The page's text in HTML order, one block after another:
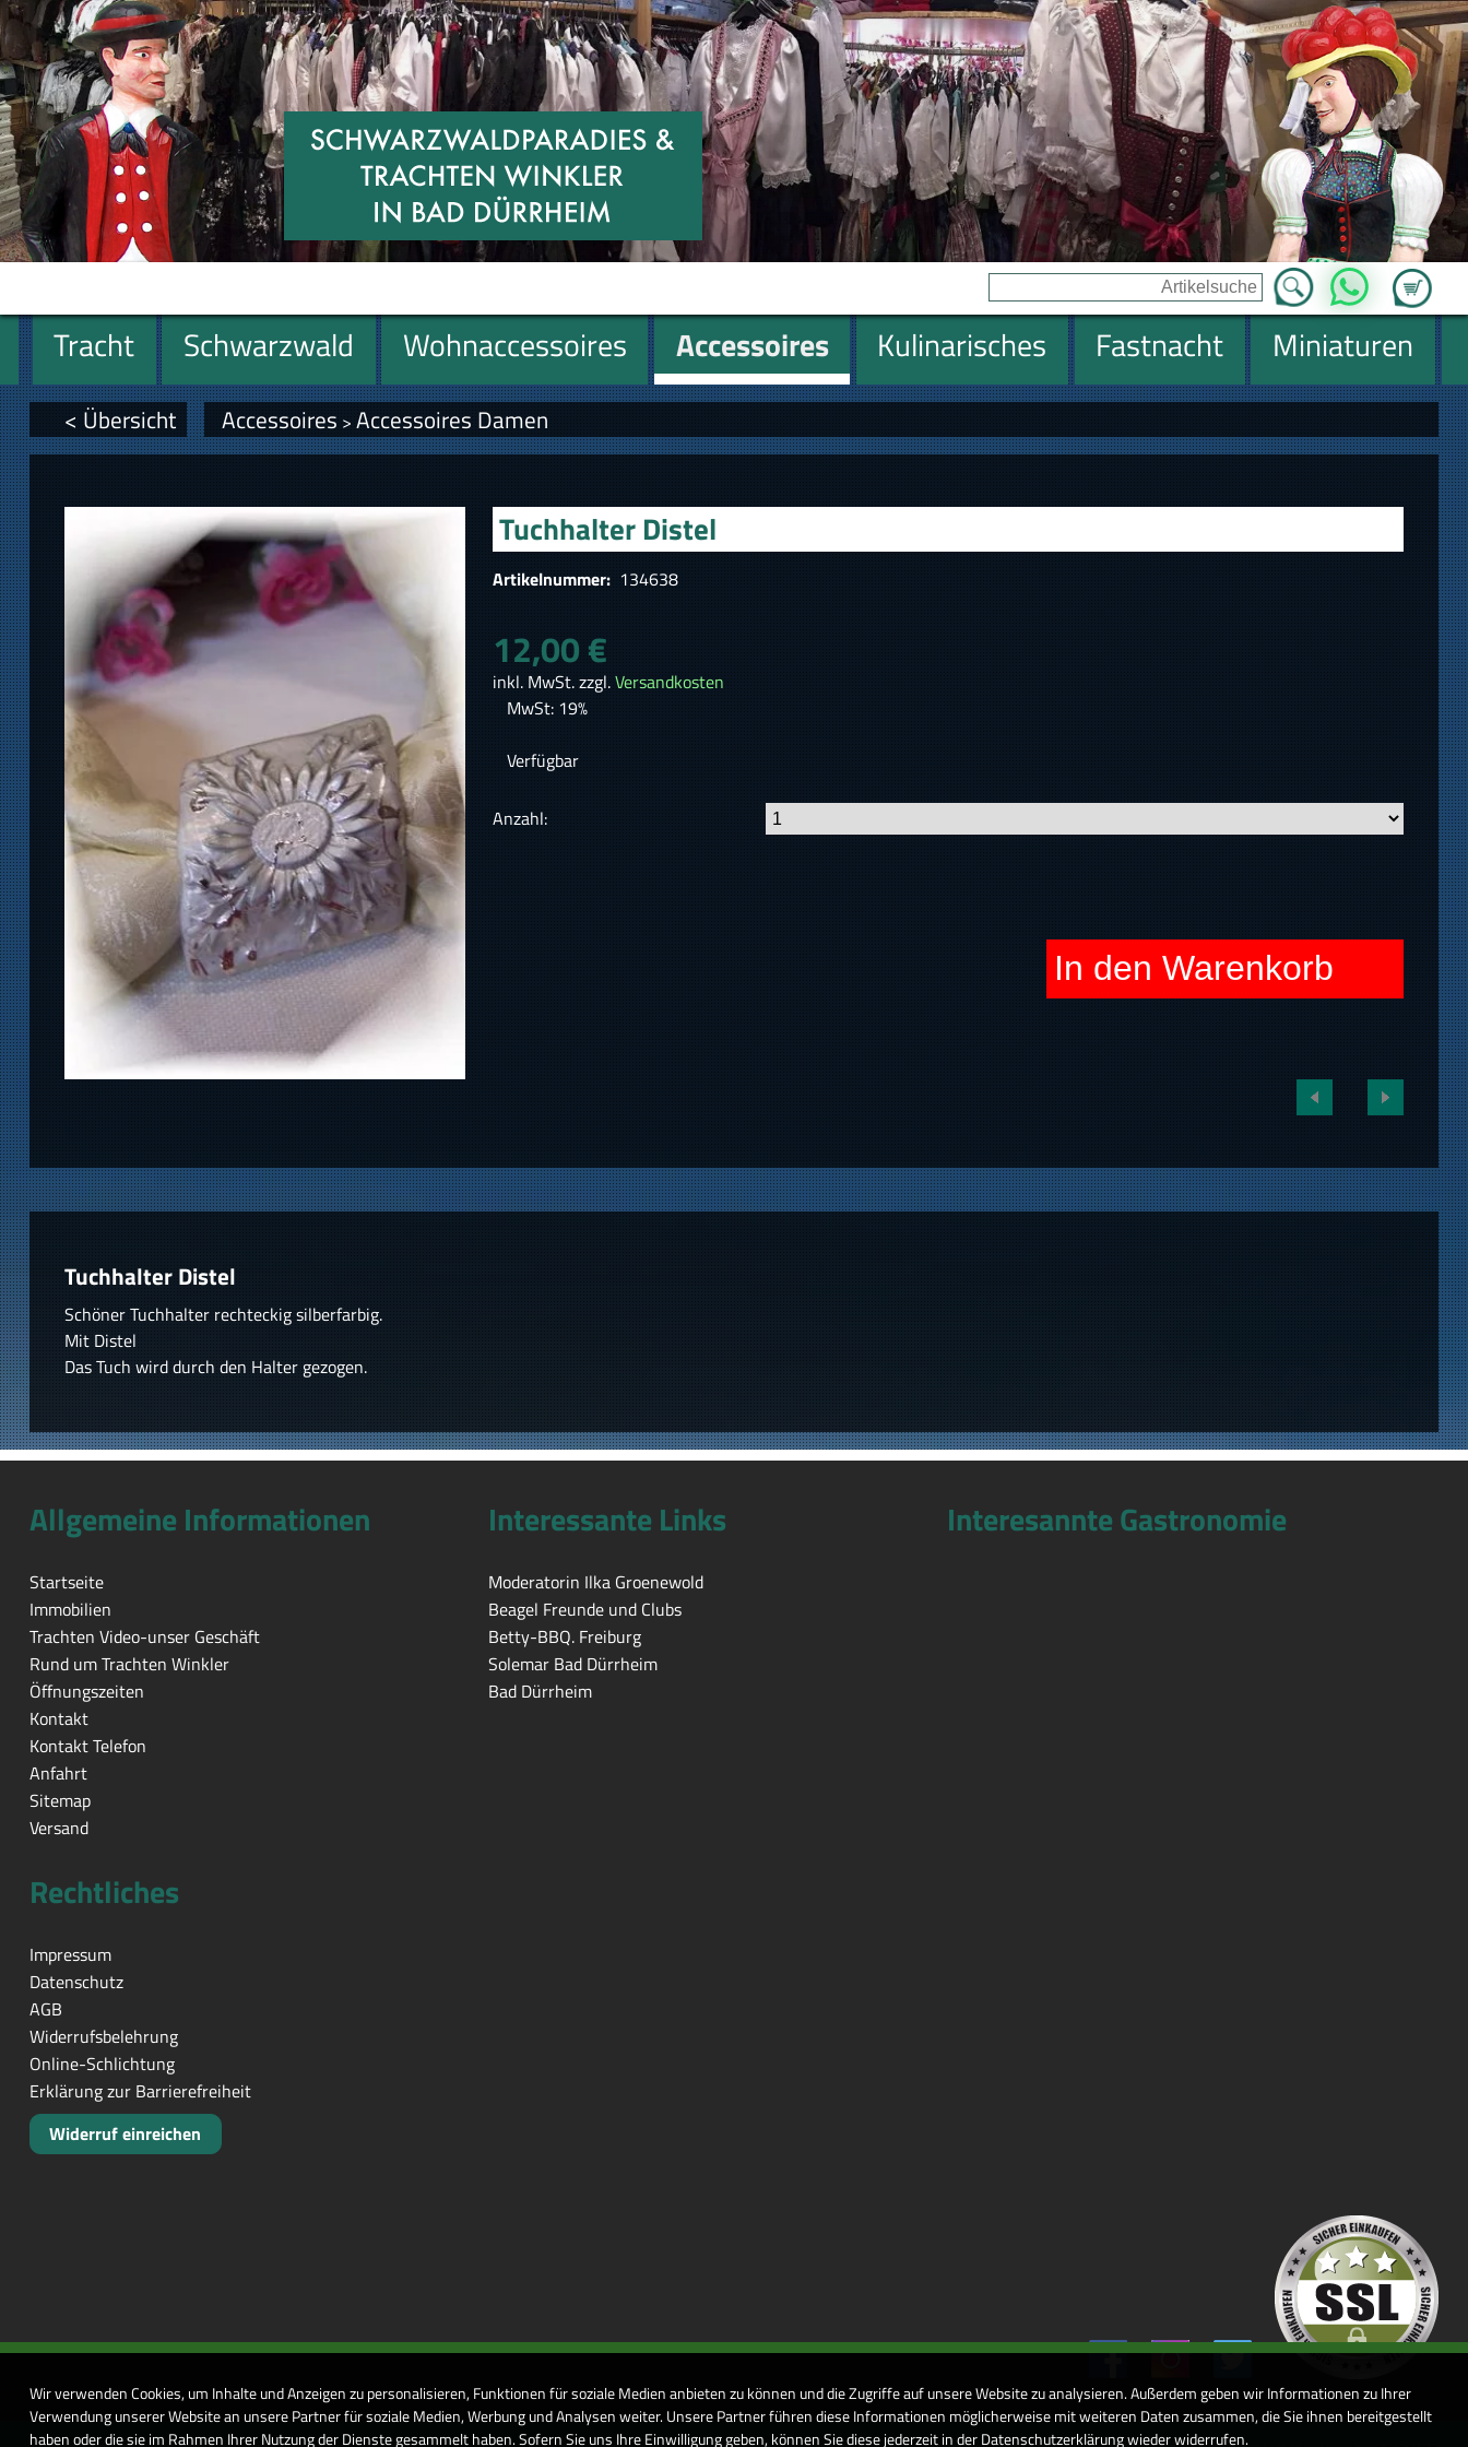
Zum
WhatsApp
Tracht Schwarzwald Wohnaccessoires Accessoires Kulinarisches Fastnacht
Miniaturen
Geschenke
< Übersicht Accessoires > Accessoires Damen
Tuchhalter Distel
Artikelnummer: 134638
12,00 €
inkl. MwSt. zzgl.Versandkosten
MwSt: 19%
Verfügbar
Anzahl:
In den Warenkorb
Tuchhalter Distel
Schöner Tuchhalter rechteckig silberfarbig.
Mit Distel
Das Tuch wird durch den Halter gezogen.
Allgemeine Informationen
Startseite
Immobilien
Trachten Video-unser Geschäft
Rund um Trachten Winkler
Öffnungszeiten
Kontakt
Kontakt Telefon
Anfahrt
Sitemap
Versand
Interessante Links
Moderatorin Ilka Groenewold
Beagel Freunde und Clubs
Betty-BBQ. Freiburg
Solemar Bad Dürrheim
Bad Dürrheim
Interesannte Gastronomie
Rechtliches
Impressum
Datenschutz
AGB
Widerrufsbelehrung
Online-Schlichtung
Erklärung zur Barrierefreiheit
Widerruf einreichen
Wir verwenden Cookies, um Inhalte und Anzeigen zu personalisieren, Funktionen für soziale Medien anbieten zu können und die Zugriffe auf unsere Website zu analysieren. Außerdem geben wir Informationen zu Ihrer
Verwendung unserer Website an unsere Partner für soziale Medien, Werbung und Analysen weiter. Unsere Partner führen diese Informationen möglicherweise mit weiteren Daten zusammen, die Sie ihnen bereitgestellt
haben oder die sie im Rahmen Ihrer Nutzung der Dienste gesammelt haben. Sofern Sie uns Ihre Einwilligung geben, können Sie diese jederzeit in der Datenschutzerklärung wieder widerrufen.